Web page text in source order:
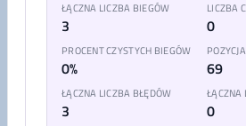
ŁĄCZNA LICZBA BIEGÓW
3
LICZBA
0
PROCENT CZYSTYCH BIEGÓW
0% 69
ŁĄCZNA LICZBA BŁĘDÓW
3
ŁĄCZNA
0